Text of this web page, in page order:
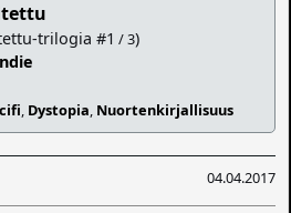
trilogia #1 / 3)
, Dystopia, Nuortenkirjallisuus
04.04.2017